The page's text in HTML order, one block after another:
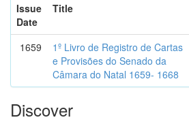
Issue
Date
Title
1659
1º Livro de Registro de Cartas
e Provisões do Senado da
Câmara do Natal 1659- 1668
Discover